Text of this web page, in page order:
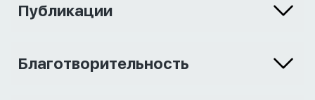
Публикации
Благотворительность